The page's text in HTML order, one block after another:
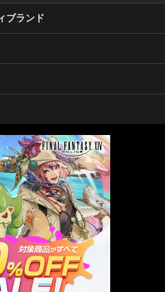
ブランド